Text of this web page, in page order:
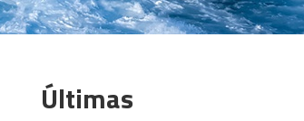
Últimas